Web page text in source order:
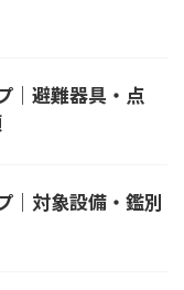
｜避難器具・点
｜対象設備・鑑別